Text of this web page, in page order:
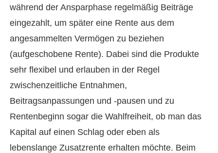
während der Ansparphase regelmäßig Beiträge
eingezahlt, um später eine Rente aus dem
angesammelten Vermögen zu beziehen
(aufgeschobene Rente). Dabei sind die Produkte
sehr flexibel und erlauben in der Regel
zwischenzeitliche Entnahmen,
Beitragsanpassungen und -pausen und zu
Rentenbeginn sogar die Wahlfreiheit, ob man das
Kapital auf einen Schlag oder eben als
lebenslange Zusatzrente erhalten möchte. Beim